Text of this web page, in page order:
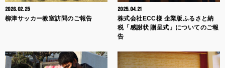
2026.02.25
柳津サッカー教室訪問のご報告
2025.04.21
株式会社ECC様 企業版ふるさと納
税「感謝状 贈呈式」についてのご報
告